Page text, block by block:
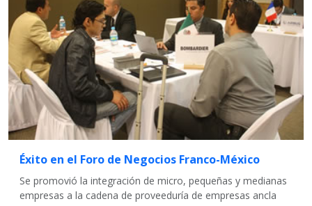
Éxito en el Foro de Negocios Franco-México
Se promovió la integración de micro, pequeñas y medianas
empresas a la cadena de proveeduría de empresas ancla